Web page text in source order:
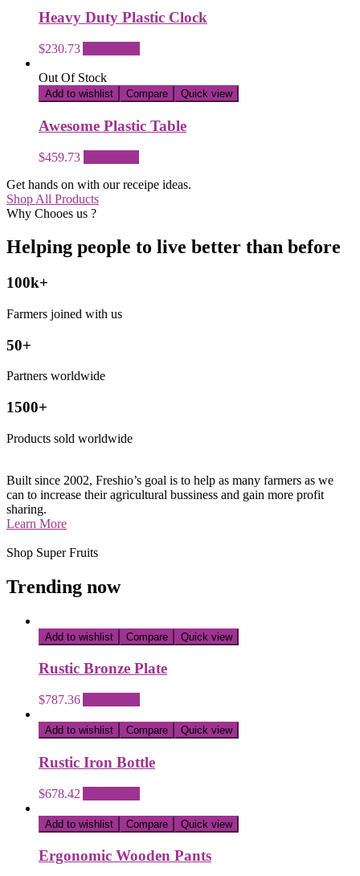
Heavy Duty Plastic Clock
$230.73
Out Of Stock
Add to wishlist Compare Quick view
Awesome Plastic Table
$459.73
Get hands on with our receipe ideas.
Shop All Products
Why Chooes us ?
Helping people to live better than before
100k+
Farmers joined with us
50+
Partners worldwide
1500+
Products sold worldwide
Built since 2002, Freshio’s goal is to help as many farmers as we
can to increase their agricultural bussiness and gain more profit
sharing.
Learn More
Shop Super Fruits
Trending now
Add to wishlist Compare Quick view
Rustic Bronze Plate
$787.36
Add to wishlist Compare Quick view
Rustic Iron Bottle
$678.42
Add to wishlist Compare Quick view
Ergonomic Wooden Pants